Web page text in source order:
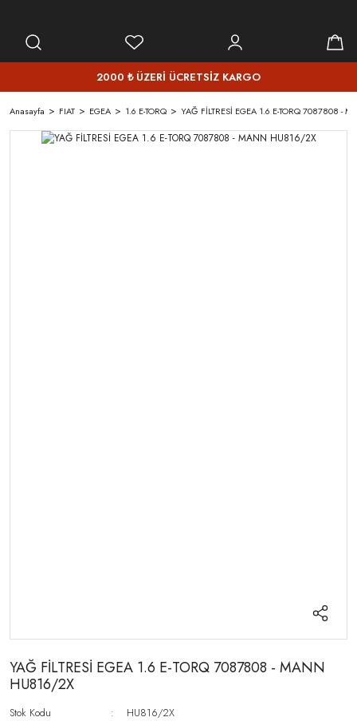
2000 ₺ ÜZERİ ÜCRETSİZ KARGO
Anasayfa FIAT EGEA 1.6 E-TORQ YAĞ FİLTRESİ EGEA 1.6 E-TORQ 7087808 -
YAĞ FİLTRESİ EGEA 1.6 E-TORQ 7087808 - MANN
HU816/2X
Stok Kodu
HU816/2X